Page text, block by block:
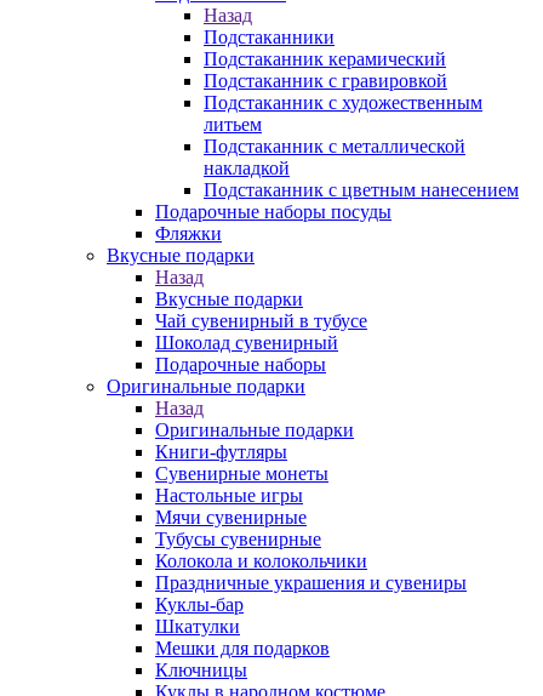
Назад
Подстаканники
Подстаканник керамический
Подстаканник c гравировкой
Подстаканник с художественным
литьем
Подстаканник с металлической
накладкой
Подстаканник с цветным нанесением
Подарочные наборы посуды
Фляжки
Вкусные подарки
Назад
Вкусные подарки
Чай сувенирный в тубусе
Шоколад сувенирный
Подарочные наборы
Оригинальные подарки
Назад
Оригинальные подарки
Книги-футляры
Сувенирные монеты
Настольные игры
Мячи сувенирные
Тубусы сувенирные
Колокола и колокольчики
Праздничные украшения и сувениры
Куклы-бар
Шкатулки
Мешки для подарков
Ключницы
Куклы в народном костюме